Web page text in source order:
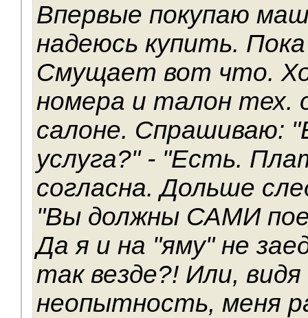
Впервые покупаю
надеюсь купить.
Смущает вот что.
номера и талон тех.
салоне. Спрашиваю:
услуга?" - "Есть.
согласна. Дольше
"Вы должны САМИ
Да я и на "яму" не
так везде?! Или,
неопытность, меня